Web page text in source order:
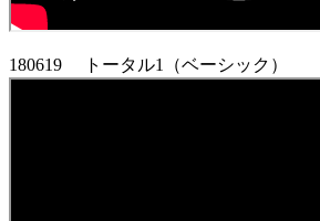
180619 トータル1（ベーシック）